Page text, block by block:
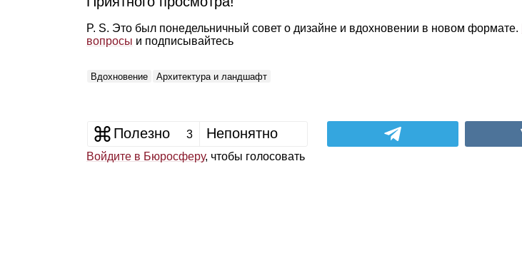
P. S. Это был понедельничный совет о дизайне и вдохновении в новом формате.
вопросы и подписывайтесь
Вдохновение Архитектура и ландшафт
Полезно 3 Непонятно
Войдите в Бюросферу, чтобы голосовать